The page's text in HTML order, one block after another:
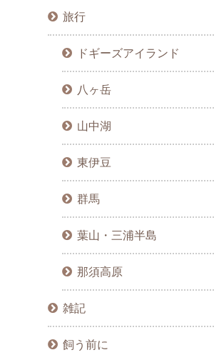
旅行
ドギーズアイランド
八ヶ岳
山中湖
東伊豆
群馬
葉山・三浦半島
那須高原
雑記
飼う前に